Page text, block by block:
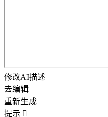
修改AI描述
去编辑
重新生成
提示 